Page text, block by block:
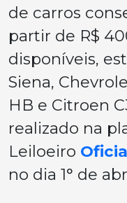
de carros
partir de R$
disponíveis,
Siena,
HB e Citroen
realizado na
Leiloeiro
no dia 1° de